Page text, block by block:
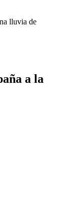
lluvia de
a la